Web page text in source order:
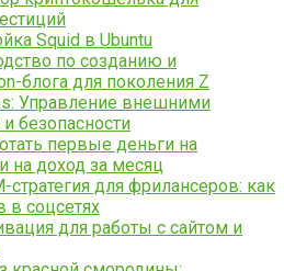
Squid в Ubuntu
по созданию и
блога для поколения Z
Управление внешними
безопасности
первые деньги на
на доход за месяц
для фрилансеров: как
в соцсетях
для работы с сайтом и